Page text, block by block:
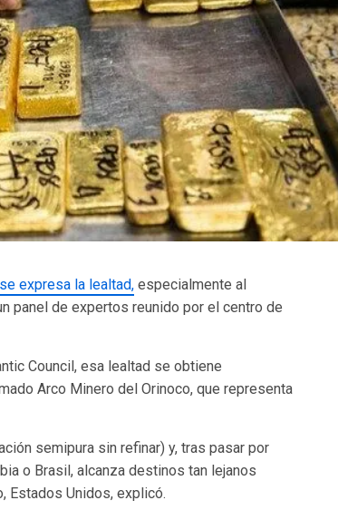
expresa la lealtad, especialmente al
panel de expertos reunido por el centro de
Council, esa lealtad se obtiene
Arco Minero del Orinoco, que representa
semipura sin refinar) y, tras pasar por
o Brasil, alcanza destinos tan lejanos
Estados Unidos, explicó.